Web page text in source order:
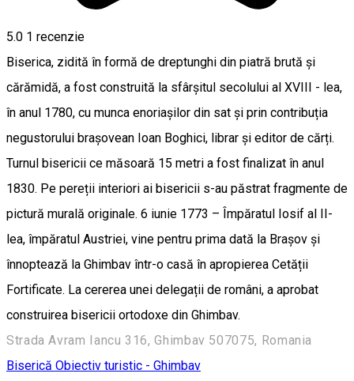
5.0 1 recenzie
Biserica, zidită în formă de dreptunghi din piatră brută și
cărămidă, a fost construită la sfârșitul secolului al XVIII - lea,
în anul 1780, cu munca enoriașilor din sat și prin contribuția
negustorului brașovean Ioan Boghici, librar și editor de cărți.
Turnul bisericii ce măsoară 15 metri a fost finalizat în anul
1830. Pe pereții interiori ai bisericii s-au păstrat fragmente de
pictură murală originale. 6 iunie 1773 – Împăratul Iosif al II-
lea, împăratul Austriei, vine pentru prima dată la Brașov și
înnoptează la Ghimbav într-o casă în apropierea Cetății
Fortificate. La cererea unei delegații de români, a aprobat
construirea bisericii ortodoxe din Ghimbav.
Strada Avram Iancu 316, Ghimbav 507075, Romania
Biserică Obiectiv turistic - Ghimbav